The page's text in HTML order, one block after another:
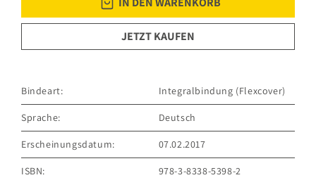
JETZT KAUFEN
Bindeart: Integralbindung (Flexcover)
Sprache: Deutsch
Erscheinungsdatum: 07.02.2017
ISBN: 978-3-8338-5398-2